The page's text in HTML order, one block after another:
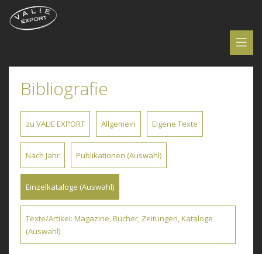
Bibliografie
zu VALIE EXPORT Allgemein Eigene Texte
Nach Jahr Publikationen (Auswahl)
Einzelkataloge (Auswahl)
Texte/Artikel: Magazine, Bücher, Zeitungen, Kataloge
(Auswahl)